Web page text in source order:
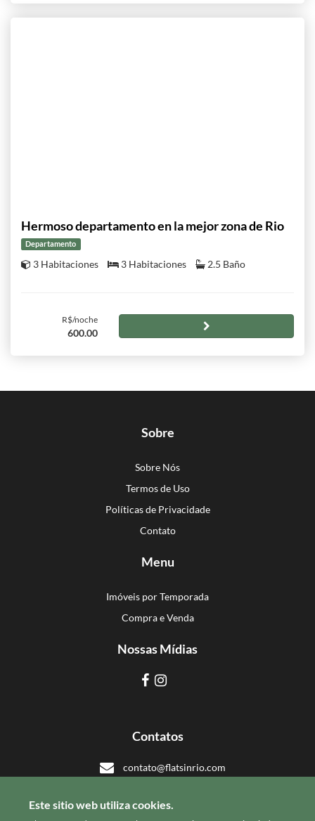
Hermoso departamento en la mejor zona de Rio
Departamento
3 Habitaciones 3 Habitaciones 2.5 Baño
R$/noche
600.00
Sobre
Sobre Nós
Termos de Uso
Políticas de Privacidade
Contato
Menu
Imóveis por Temporada
Compra e Venda
Nossas Mídias
Contatos
contato@flatsinrio.com
+55 21 993918308
Este sitio web utiliza cookies.